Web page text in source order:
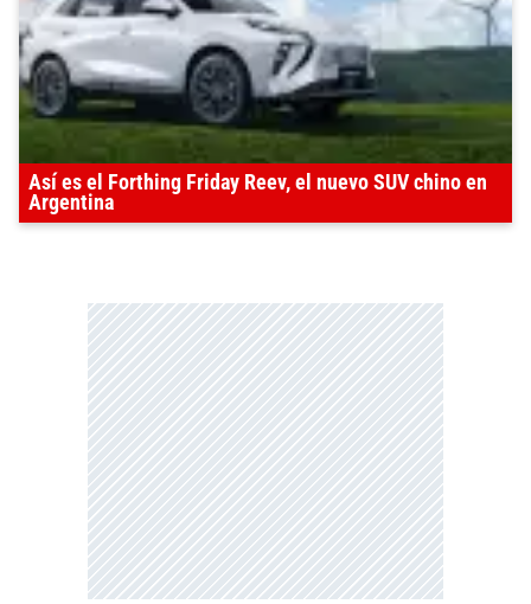
Así es el Forthing Friday Reev, el nuevo SUV chino en
Argentina